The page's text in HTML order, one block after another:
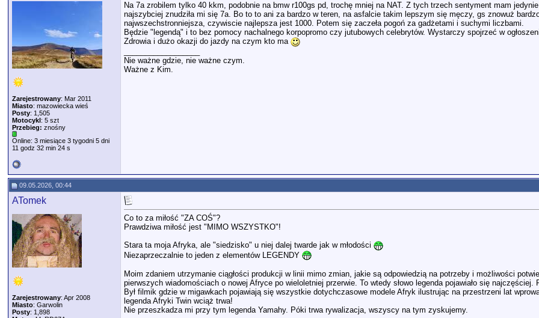
Zarejestrowany: Mar 2011
Miasto: mazowiecka wieś
Posty: 1,505
Motocykl: 5 szt
Przebieg: znośny
Online: 3 miesiące 3 tygodni 5 dni
11 godz 32 min 24 s
Na 7a zrobilem tylko 40 kkm, podobnie na bmw r100gs pd, trochę mniej na NAT. Z tych trzech sentyment mam
najszybciej znudziła mi się 7a. Bo to to ani za bardzo w teren, na asfalcie takim lepszym się męczy, gs znowuż
najwszechstronniejsza, czywiscie najlepsza jest 1000. Potem się zaczeła pogoń za gadżetami i suchymi liczbami.
Będzie "legendą" i to bez pomocy nachalnego korpopromo czy jutubowych celebrytów. Wystarczy spojrzeć w
Zdrowia i dużo okazji do jazdy na czym kto ma
Nie ważne gdzie, nie ważne czym.
Ważne z Kim.
09.05.2026, 00:44
ATomek
Zarejestrowany: Apr 2008
Miasto: Garwolin
Posty: 1,898
Co to za miłość "ZA COŚ"?
Prawdziwa miłość jest "MIMO WSZYSTKO"!
Stara ta moja Afryka, ale "siedzisko" u niej dalej twarde jak w młodości
Niezaprzeczalnie to jeden z elementów LEGENDY
Moim zdaniem utrzymanie ciągłości produkcji w linii mimo zmian, jakie są odpowiedzią na potrzeby i możliwości
pierwszych wiadomościach o nowej Afryce po wieloletniej przerwie. To wtedy słowo legenda pojawiało się najczęściej.
Był filmik gdzie w migawkach pojawiają się wszystkie dotychczasowe modele Afryk ilustrując na przestrzeni lat
legenda Afryki Twin wciąż trwa!
Nie przeszkadza mi przy tym legenda Yamahy. Póki trwa rywalizacja, wszyscy na tym zyskujemy.